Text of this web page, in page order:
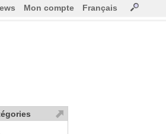
Mon compte Français